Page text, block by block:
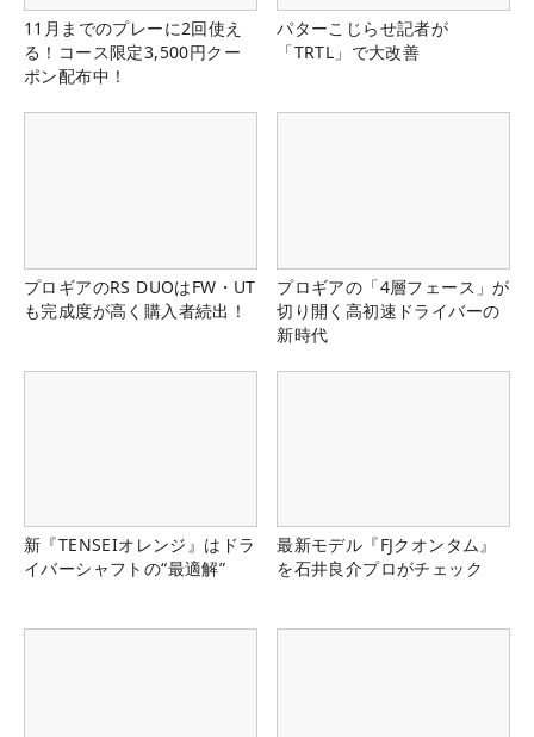
11月までのプレーに2回使え
る！コース限定3,500円クー
ポン配布中！
パターこじらせ記者が
「TRTL」で大改善
プロギアのRS DUOはFW・UT
も完成度が高く購入者続出！
プロギアの「4層フェース」が
切り開く高初速ドライバーの
新時代
新『TENSEIオレンジ』はドラ
イバーシャフトの“最適解”
最新モデル『FJクオンタム』
を石井良介プロがチェック